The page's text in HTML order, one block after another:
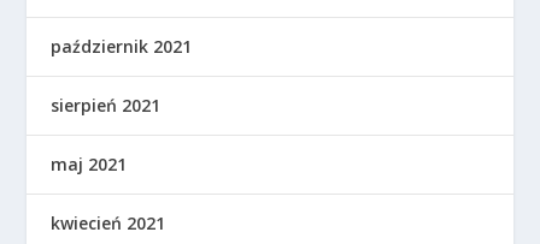
październik 2021
sierpień 2021
maj 2021
kwiecień 2021